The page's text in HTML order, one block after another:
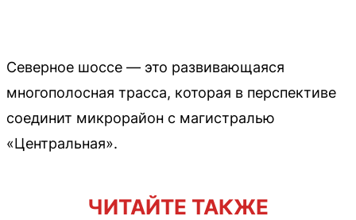
Северное шоссе — это развивающаяся
многополосная трасса, которая в перспективе
соединит микрорайон с магистралью
«Центральная».
ЧИТАЙТЕ ТАКЖЕ